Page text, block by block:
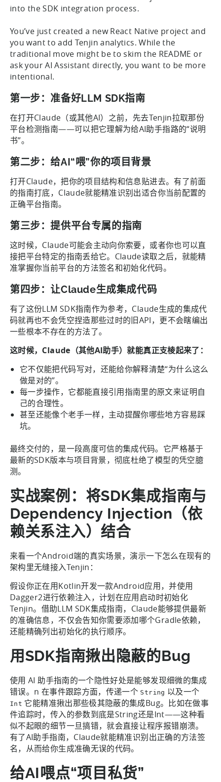
into the SDK integration process.
You’ve just created a new React Native project and
you want to add Tenjin analytics. While the
traditional move might be to skim the README or
ask your AI Assistant directly, you want to be more
intentional.
第一步：准备好LLM SDK指南
在打开Claude（或其他AI）之前，先去Tenjin拉取那份
平台检测指南——可以把它理解为给AI助手指路的“说明
书”。
第二步：给AI“喂”你的项目背景
打开Claude，把你的项目结构和信息贴进去。有了前面
的指南打底，Claude就能精准识别出适合你当前配置的
正确平台指南。
第三步：提供平台专属的指南
这时候，Claude可能会主动向你索要，或者你也可以直
接把平台特定的指南丢给它。Claude读取之后，就能精
准掌握你当前平台的方法签名和初始化代码。
第四步：让Claude生成集成代码
有了这份LLM SDK指南作为参考，Claude生成的集成代
码就再也不会凭空捏造那些过时的旧API，更不会瞎编出
一些根本不存在的方法了。
这时候，Claude（其他AI助手）就能真正支棱起来了：
它不仅能把代码写对，还能给你解释清楚“为什么这么
做是对的”。
每一步操作，它都能直接引用指南里的原文来证明自
己的合理性。
甚至还能像个老手一样，主动提醒你哪些地方容易踩
坑。
最终交付的，是一段高度可信的集成代码。它严格基于
最新的SDK版本与项目背景，彻底杜绝了模型的凭空臆
测。
实战案例：将SDK集成指南与
Dependency Injection（依
赖关系注入）结合
来看一个Android端的真实场景，演示一下怎么在现有的
架构里无缝接入Tenjin：
假设你正在用Kotlin开发一款Android应用，并使用
Dagger2进行依赖注入，计划在应用启动时初始化
Tenjin。借助LLM SDK集成指南，Claude能够提供最新
的准确信息，不仅会告知你需要添加哪个Gradle依赖，
还能精确列出初始化的执行顺序。
用SDK指南揪出隐蔽的Bug
使用 AI 助手指南的一个隐性好处是能够发现细微的集成
错误。n 在事件跟踪方面，传递一个 String 以及一个
Int 它能精准揪出那些极其隐蔽的集成Bug。比如在做事
件追踪时，传入的参数到底是String还是Int——这种看
似不起眼的细节一旦搞错，就会直接让程序报错崩溃。
有了AI助手指南，Claude就能精准识别出正确的方法签
名，从而给你生成准确无误的代码。
给AI喂点“项目私货”